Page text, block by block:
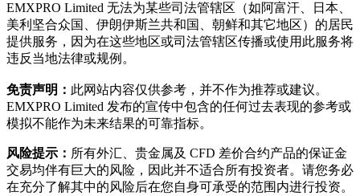
EMXPRO Limited 无法为某些司法管辖区（如阿富汗、日本、
美利坚合众国、伊朗伊斯兰共和国、朝鲜和其它地区）的居民
提供服务，因为在这些地区或司法管辖区传播或使用此服务将
违反当地法律或规例。
免责声明： 此网站内容仅供参考，并不作为推荐或建议。
EMXPRO Limited 发布的宣传中包含的任何过去表现的参考或
模拟不能作为未来结果的可靠指标。
风险提示： 所有外汇、贵金属及 CFD 差价合约产品的保证金
交易均伴有巨大的风险，因此并不适合所有投资者。请您务必
在充分了解其中的风险后在您自身可承受的范围内进行投资。